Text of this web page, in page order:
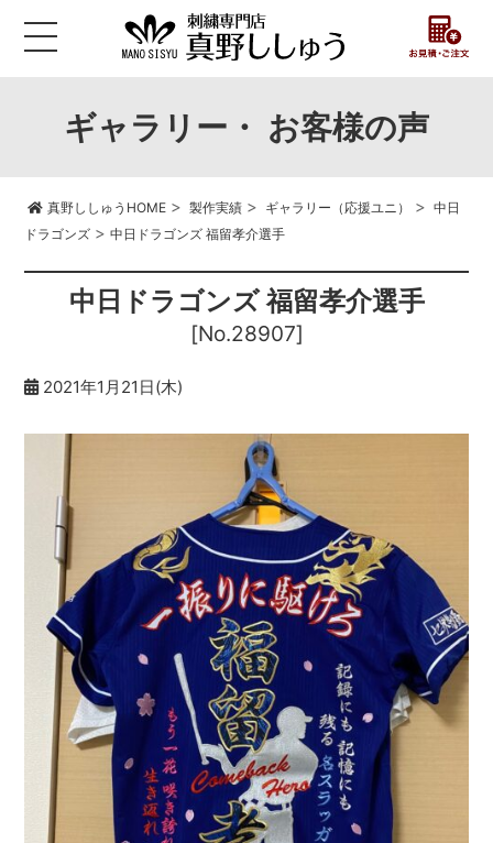
ギャラリー・ お客様の声
真野ししゅうHOME> 製作実績> ギャラリー（応援ユニ） > 中日
ドラゴンズ >中日ドラゴンズ 福留孝介選手
中日ドラゴンズ 福留孝介選手
[No.28907]
2021年1月21日(木)